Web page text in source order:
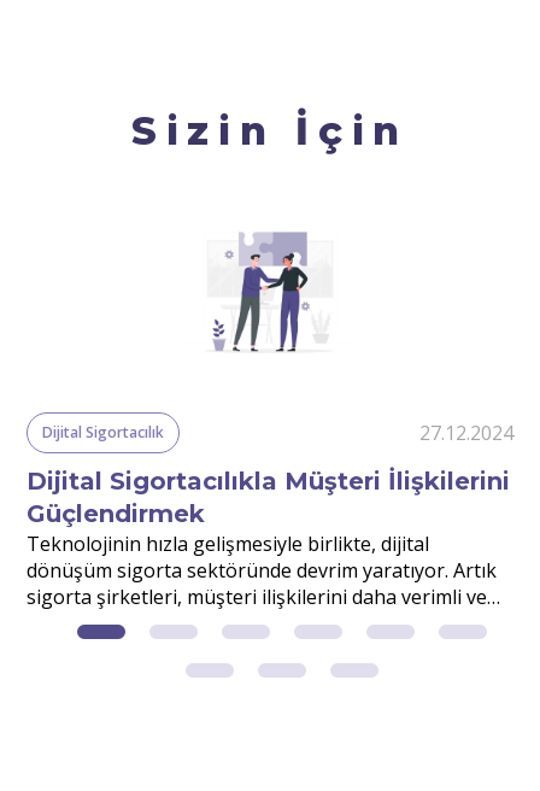
Sizin İçin
Dijital Sigortacılık 27.12.2024
Dijital Sigortacılıkla Müşteri İlişkilerini
Güçlendirmek
Teknolojinin hızla gelişmesiyle birlikte, dijital
dönüşüm sigorta sektöründe devrim yaratıyor. Artık
sigorta şirketleri, müşteri ilişkilerini daha verimli ve
etkili yönetmek için dijital çözümlerden faydalanıyor.